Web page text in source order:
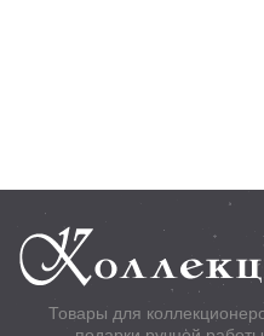
Товары для